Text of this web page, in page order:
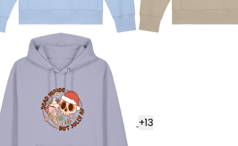
+13